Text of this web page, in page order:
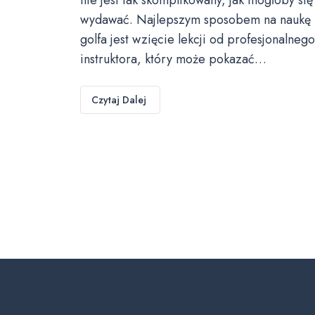
wydawać. Najlepszym sposobem na naukę
golfa jest wzięcie lekcji od profesjonalnego
instruktora, który może pokazać…
Czytaj Dalej